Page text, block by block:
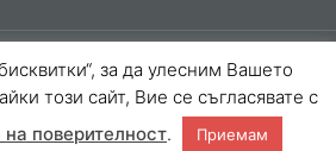
Всички права запазени
byWeb Grow Studio
за да улесним Вашето
този сайт, Вие се съгласявате с
на поверителност. Приемам